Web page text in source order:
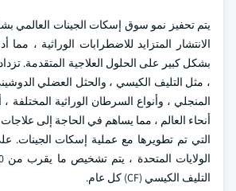
يتم تحفيز نمو سوق إسكات الجينات
الانتشار المتزايد للاضطرابات الوراثية ،
بشكل كبير على الحلول العلاجية المتقدمة.
المنجلي ، وأنواع السرطان الوراثية المختلفة
أنحاء العالم ، مما يساهم في الحاجة إلى
التي تم تطويرها مع عملية إسكات الجينات.
التليف الكيسي (CF) كل عام.